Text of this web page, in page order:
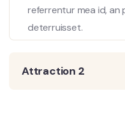
referrentur mea id, an
deterruisset.
Attraction 2